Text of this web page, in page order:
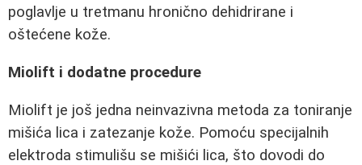
poglavlje u tretmanu hronično dehidrirane i
oštećene kože.
Miolift i dodatne procedure
Miolift je još jedna neinvazivna metoda za toniranje
mišića lica i zatezanje kože. Pomоću specijalnih
elektroda stimulišu se mišići lica, što dovodi do